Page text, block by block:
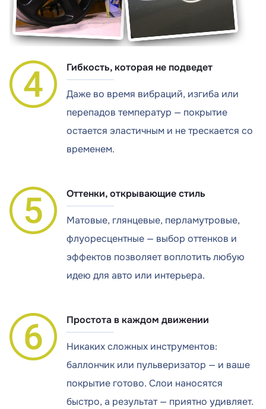
Гибкость, которая не подведет
Даже во время вибраций, изгиба или
перепадов температур — покрытие
остается эластичным и не трескается со
временем.
Оттенки, открывающие стиль
Матовые, глянцевые, перламутровые,
флуоресцентные — выбор оттенков и
эффектов позволяет воплотить любую
идею для авто или интерьера.
Простота в каждом движении
Никаких сложных инструментов:
баллончик или пульверизатор — и ваше
покрытие готово. Слои наносятся
быстро, а результат — приятно удивляет.